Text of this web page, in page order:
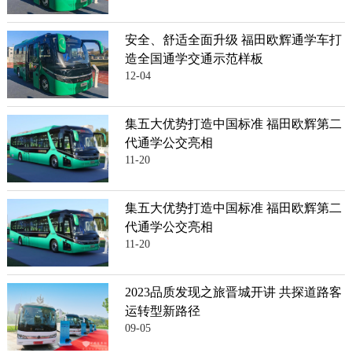
安全、舒适全面升级 福田欧辉通学车打
造全国通学交通示范样板
12-04
集五大优势打造中国标准 福田欧辉第二
代通学公交亮相
11-20
集五大优势打造中国标准 福田欧辉第二
代通学公交亮相
11-20
2023品质发现之旅晋城开讲 共探道路客
运转型新路径
09-05